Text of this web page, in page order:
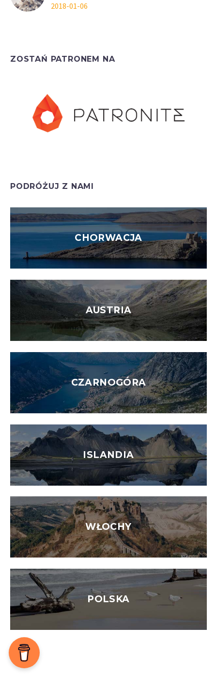
2018-01-06
ZOSTAŃ PATRONEM NA
PODRÓŻUJ Z NAMI
CHORWACJA
AUSTRIA
CZARNOGÓRA
ISLANDIA
WŁOCHY
POLSKA